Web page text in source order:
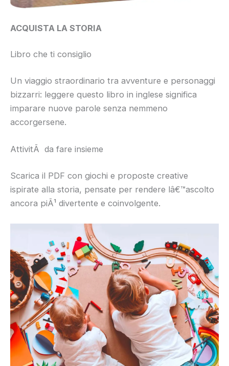
ACQUISTA LA STORIA
Libro che ti consiglio
Un viaggio straordinario tra avventure e personaggi
bizzarri: leggere questo libro in inglese significa
imparare nuove parole senza nemmeno
accorgersene.
AttivitÃ da fare insieme
Scarica il PDF con giochi e proposte creative
ispirate alla storia, pensate per rendere lâ€™ascolto
ancora piÃ¹ divertente e coinvolgente.